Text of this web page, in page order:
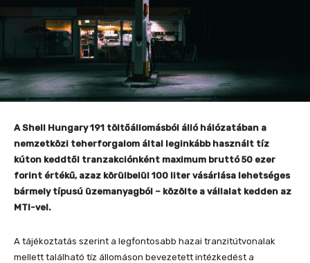
A Shell Hungary 191 töltőállomásból álló hálózatában a
nemzetközi teherforgalom által leginkább használt tíz
kúton keddtől tranzakciónként maximum bruttó 50 ezer
forint értékű, azaz körülbelül 100 liter vásárlása lehetséges
bármely típusú üzemanyagból – közölte a vállalat kedden az
MTI-vel.
A tájékoztatás szerint a legfontosabb hazai tranzitútvonalak
mellett található tíz állomáson bevezetett intézkedést a